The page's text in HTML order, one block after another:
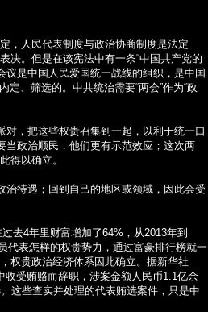
，人民代表制度与政治协商制度是法定
决。但是在该宪法中有一条“中国共产党的
议是中国人民爱国统一战线的组织，是中国
定、筛选的。中共统治需要“两会”作为“政
对，把这些权贵召集到一起，以利于统一口
当政治顺民，他们更有示范效应；这次两
得以确立。
治待遇；回到自己的地区或领域，因此会受
过去4年里财富增加了64% ，从2013年到
代表怎样的权贵势力，通过富豪排行榜就一
权贵政治经济体系因此确立。据新华社
受贿赂而辞职，涉案金额人民币1.1亿余
这些查实并处理的代表贿选案件，只是中